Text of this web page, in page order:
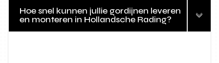
Hoe snel kunnen jullie gordijnen leveren
en monteren in Hollandsche Rading?